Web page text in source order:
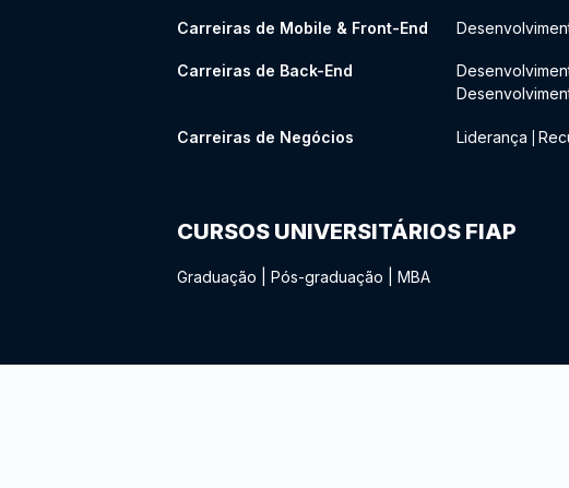
Carreiras de Mobile & Front-End
Carreiras de Back-End
Carreiras de Negócios Liderança
CURSOS UNIVERSITÁRIOS FIAP
Graduação Pós-graduação MBA